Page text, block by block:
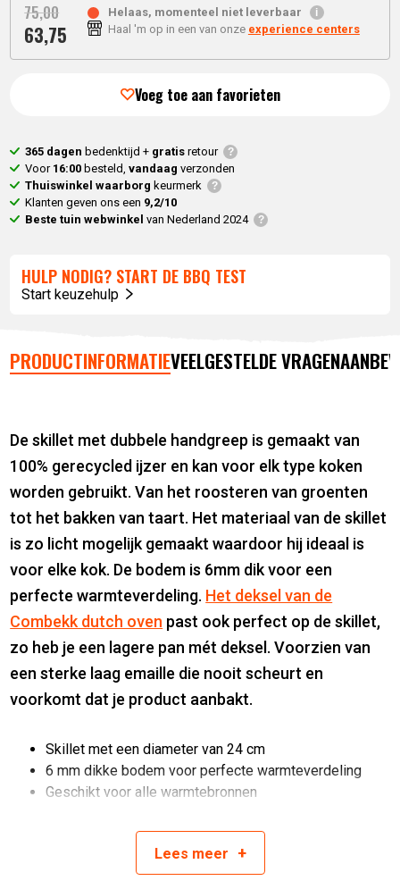
75,00
Oorspronkelijke
prijs
63,75
Huidige
63,75.
Helaas, momenteel niet leverbaar
Haal 'm op in een van onze experience centers
Voeg toe aan favorieten
365 dagen bedenktijd + gratisretour
Voor 16:00 besteld,vandaag verzonden
Thuiswinkel waarborg keurmerk
Klanten geven ons een 9,2/10
Beste tuin webwinkel van Nederland 2024
HULP NODIG? START DE BBQ TEST
Start keuzehulp
PRODUCTINFORMATIEVEELGESTELDE VRAGEN
De skillet met dubbele handgreep is gemaakt van
100% gerecycled ijzer en kan voor elk type koken
worden gebruikt. Van het roosteren van groenten
tot het bakken van taart. Het materiaal van de skillet
is zo licht mogelijk gemaakt waardoor hij ideaal is
voor elke kok. De bodem is 6mm dik voor een
perfecte warmteverdeling. Het deksel van de
Combekk dutch oven past ook perfect op de skillet,
zo heb je een lagere pan mét deksel. Voorzien van
een sterke laag emaille die nooit scheurt en
voorkomt dat je product aanbakt.
Skillet met een diameter van 24 cm
6 mm dikke bodem voor perfecte warmteverdeling
Geschikt voor alle warmtebronnen
Gemaakt van 100% gerecycled gietijzer
De pan heeft een uitstekende antiaanbaklaag van
Lees meer +